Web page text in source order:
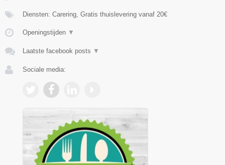
Diensten: Carering, Gratis thuislevering vanaf 20€
Openingstijden ▼
Laatste facebook posts ▼
Sociale media: